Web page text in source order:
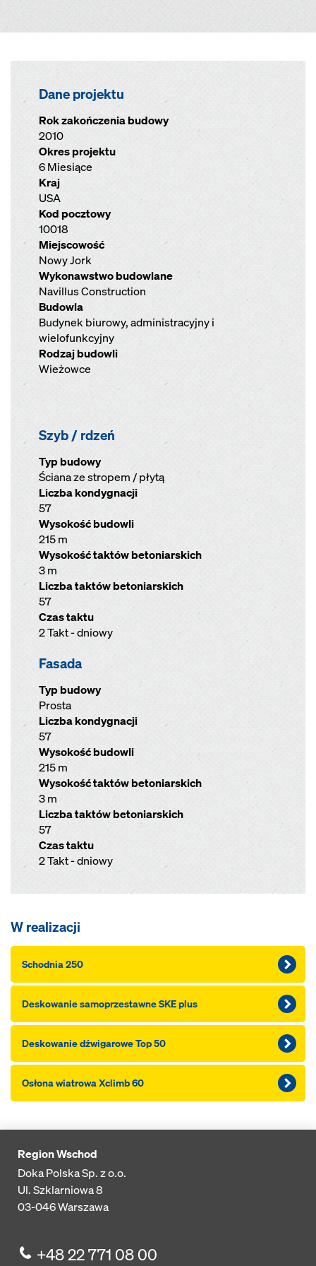
Dane projektu
Rok zakończenia budowy
2010
Okres projektu
6 Miesiące
Kraj
USA
Kod pocztowy
10018
Miejscowość
Nowy Jork
Wykonawstwo budowlane
Navillus Construction
Budowla
Budynek biurowy, administracyjny i
wielofunkcyjny
Rodzaj budowli
Wieżowce
Szyb / rdzeń
Typ budowy
Ściana ze stropem / płytą
Liczba kondygnacji
57
Wysokość budowli
215 m
Wysokość taktów betoniarskich
3 m
Liczba taktów betoniarskich
57
Czas taktu
2 Takt - dniowy
Fasada
Typ budowy
Prosta
Liczba kondygnacji
57
Wysokość budowli
215 m
Wysokość taktów betoniarskich
3 m
Liczba taktów betoniarskich
57
Czas taktu
2 Takt - dniowy
W realizacji
Schodnia 250
Deskowanie samoprzestawne SKE plus
Deskowanie dźwigarowe Top 50
Osłona wiatrowa Xclimb 60
Region Wschod
Doka Polska Sp. z o.o.
Ul. Szklarniowa 8
03-046Warszawa
+48 22 771 08 00